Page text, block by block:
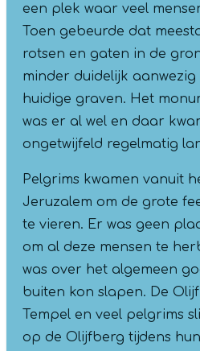
een plek waar veel
Toen gebeurde dat
rotsen en gaten in de
minder duidelijk aanwezig
huidige graven. Het
was er al wel en daar
ongetwijfeld regelmatig
Pelgrims kwamen vanuit
Jeruzalem om de grote
te vieren. Er was geen
om al deze mensen te
was over het algemeen
buiten kon slapen. De
Tempel en veel pelgrims
op de Olijfberg tijdens